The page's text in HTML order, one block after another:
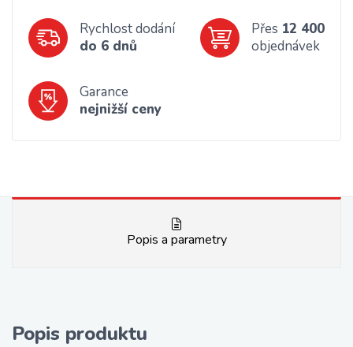
Rychlost dodání
do 6 dnů
Přes 12 400
objednávek
Garance
nejnižší ceny
Popis a parametry
Popis produktu